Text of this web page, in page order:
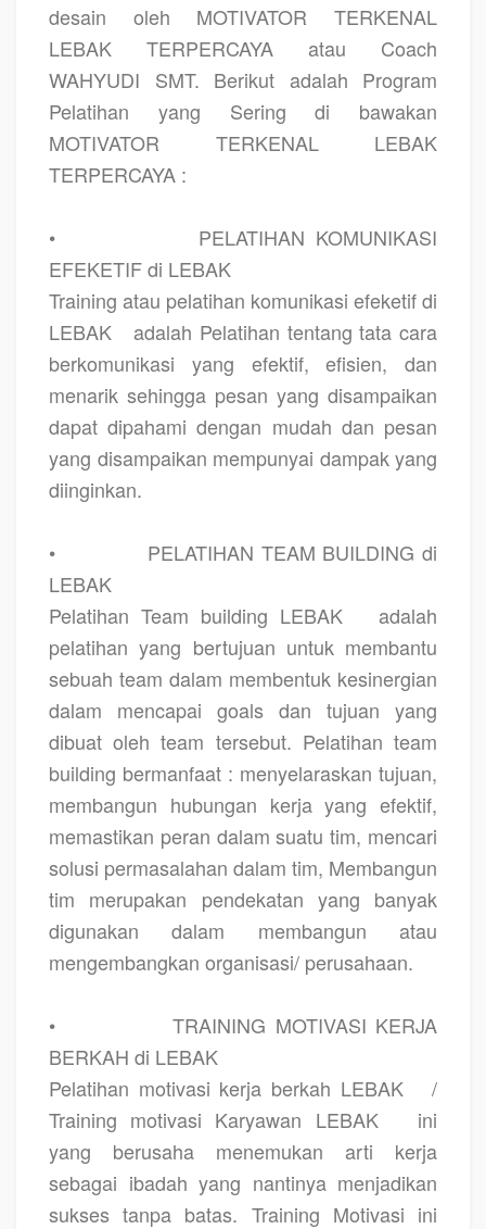
desain oleh MOTIVATOR TERKENAL
LEBAK TERPERCAYA atau Coach
WAHYUDI SMT. Berikut adalah Program
Pelatihan yang Sering di bawakan
MOTIVATOR TERKENAL LEBAK
TERPERCAYA :
•
PELATIHAN KOMUNIKASI
EFEKETIF di LEBAK
Training atau pelatihan komunikasi efeketif di
LEBAK
adalah Pelatihan tentang tata cara
berkomunikasi yang efektif, efisien, dan
menarik sehingga pesan yang disampaikan
dapat dipahami dengan mudah dan pesan
yang disampaikan mempunyai dampak yang
diinginkan.
•
PELATIHAN TEAM BUILDING di
LEBAK
Pelatihan Team building LEBAK
adalah
pelatihan yang bertujuan untuk membantu
sebuah team dalam membentuk kesinergian
dalam mencapai goals dan tujuan yang
dibuat oleh team tersebut. Pelatihan team
building bermanfaat : menyelaraskan tujuan,
membangun hubungan kerja yang efektif,
memastikan peran dalam suatu tim, mencari
solusi permasalahan dalam tim, Membangun
tim merupakan pendekatan yang banyak
digunakan dalam membangun atau
mengembangkan organisasi/ perusahaan.
•
TRAINING MOTIVASI KERJA
BERKAH di LEBAK
Pelatihan motivasi kerja berkah LEBAK
/
Training motivasi Karyawan LEBAK
ini
yang berusaha menemukan arti kerja
sebagai ibadah yang nantinya menjadikan
sukses tanpa batas. Training Motivasi ini